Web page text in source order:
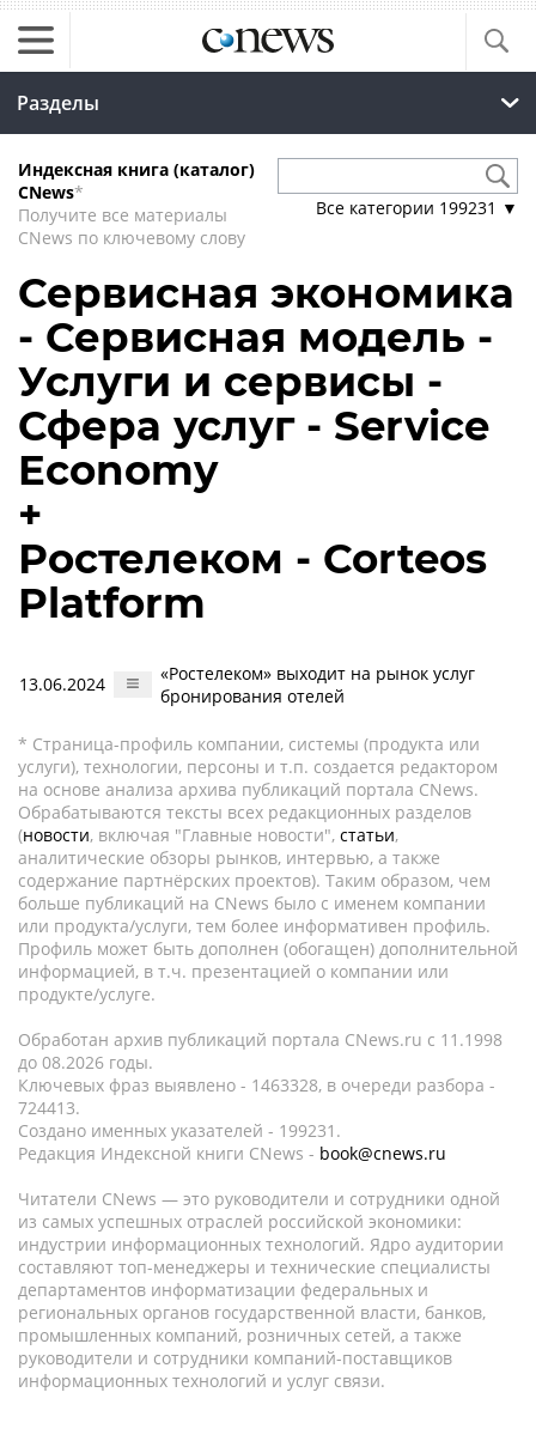
Разделы
Индексная книга (каталог)
CNews*
Получите все материалы
CNews по ключевому слову
Все категории 199231 ▼
Сервисная экономика
- Сервисная модель -
Услуги и сервисы -
Сфера услуг - Service
Economy
+
Ростелеком - Corteos
Platform
13.06.2024
«Ростелеком» выходит на рынок услуг
бронирования отелей
* Страница-профиль компании, системы (продукта или
услуги), технологии, персоны и т.п. создается редактором
на основе анализа архива публикаций портала CNews.
Обрабатываются тексты всех редакционных разделов
(новости, включая "Главные новости", статьи,
аналитические обзоры рынков, интервью, а также
содержание партнёрских проектов). Таким образом, чем
больше публикаций на CNews было с именем компании
или продукта/услуги, тем более информативен профиль.
Профиль может быть дополнен (обогащен) дополнительной
информацией, в т.ч. презентацией о компании или
продукте/услуге.
Обработан архив публикаций портала CNews.ru c 11.1998
до 08.2026 годы.
Ключевых фраз выявлено - 1463328, в очереди разбора -
724413.
Создано именных указателей - 199231.
Редакция Индексной книги CNews - book@cnews.ru
Читатели CNews — это руководители и сотрудники одной
из самых успешных отраслей российской экономики:
индустрии информационных технологий. Ядро аудитории
составляют топ-менеджеры и технические специалисты
департаментов информатизации федеральных и
региональных органов государственной власти, банков,
промышленных компаний, розничных сетей, а также
руководители и сотрудники компаний-поставщиков
информационных технологий и услуг связи.